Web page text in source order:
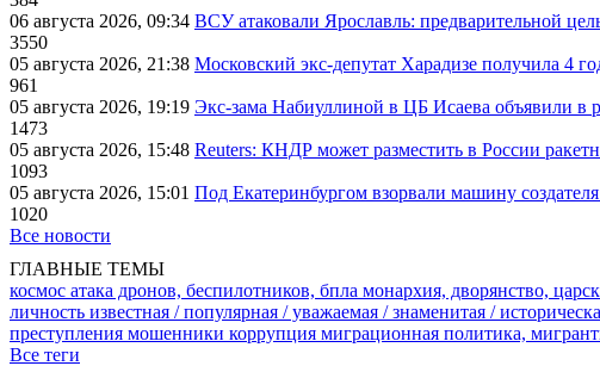
06 августа 2026, 09:34 ВСУ атаковали Ярославль: предварительной
3550
05 августа 2026, 21:38 Московский экс-депутат Харадизе получила 4
961
05 августа 2026, 19:19 Экс-зама Набиуллиной в ЦБ Исаева объявили в
1473
05 августа 2026, 15:48 Reuters: КНДР может разместить в России
1093
05 августа 2026, 15:01 Под Екатеринбургом взорвали машину
1020
Все новости
ГЛАВНЫЕ ТЕМЫ
космос атака дронов, беспилотников, бпла монархия, дворянство,
личность известная / популярная / уважаемая / знаменитая /
преступления мошенники коррупция миграционная политика,
Все теги